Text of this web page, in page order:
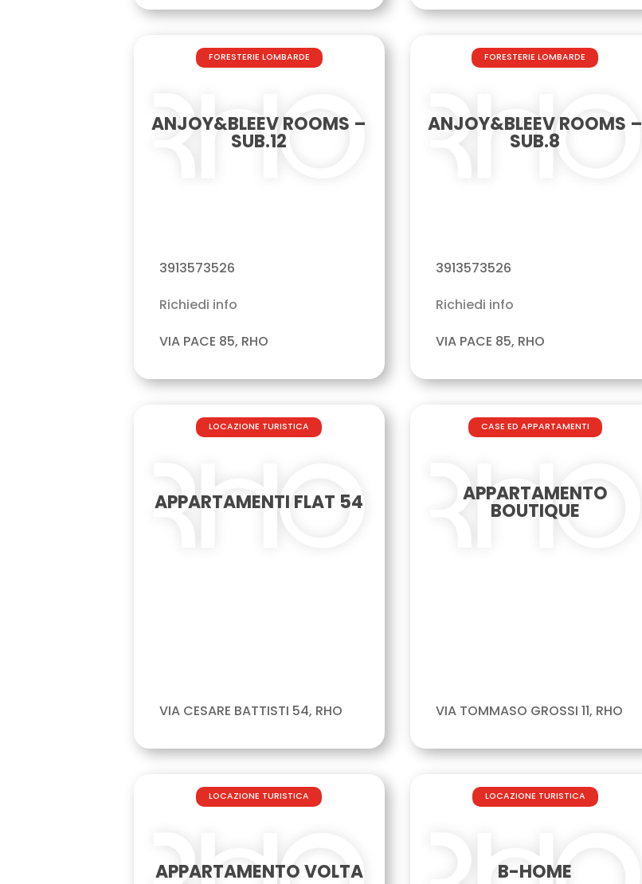
FORESTERIE LOMBARDE
ANJOY&BLEEV ROOMS –
SUB.12
3913573526
Richiedi info
VIA PACE 85, RHO
FORESTERIE LOMBARDE
ANJOY&BLEEV ROOMS –
SUB.8
3913573526
Richiedi info
VIA PACE 85, RHO
LOCAZIONE TURISTICA
APPARTAMENTI FLAT 54
VIA CESARE BATTISTI 54, RHO
CASE ED APPARTAMENTI
APPARTAMENTO
BOUTIQUE
VIA TOMMASO GROSSI 11, RHO
LOCAZIONE TURISTICA
APPARTAMENTO VOLTA
LOCAZIONE TURISTICA
B-HOME